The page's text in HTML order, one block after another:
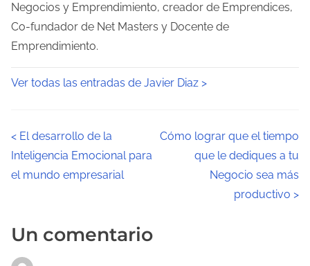
Negocios y Emprendimiento, creador de Emprendices,
Co-fundador de Net Masters y Docente de
Emprendimiento.
Ver todas las entradas de Javier Diaz >
N
a
e
< El desarrollo de la
Inteligencia Emocional para
el mundo empresarial
Cómo lograr que el tiempo
que le dediques a tu
Negocio sea más
productivo >
Un comentario